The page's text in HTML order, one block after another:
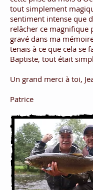
tout simplement
sentiment intense que
relâcher ce magnifique
gravé dans ma
tenais à ce que cela se
Baptiste, tout était
Un grand merci à toi,
Patrice